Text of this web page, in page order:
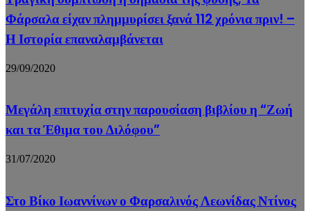
Φάρσαλα είχαν πλημμυρίσει ξανά 112 χρόνια πριν! –
Η Ιστορία επαναλαμβάνεται
29/09/2020
Μεγάλη επιτυχία στην παρουσίαση βιβλίου η “Ζωή
και τα Έθιμα του Διλόφου”
31/07/2020
Στο Βίκο Ιωαννίνων ο Φαρσαλινός Λεωνίδας Ντίνος